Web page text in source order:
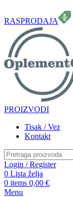
RASPRODAJA
PROIZVODI
Tisak / Vez
Kontakt
Login / Register
0 Lista želja
0 items 0,00 €
Menu